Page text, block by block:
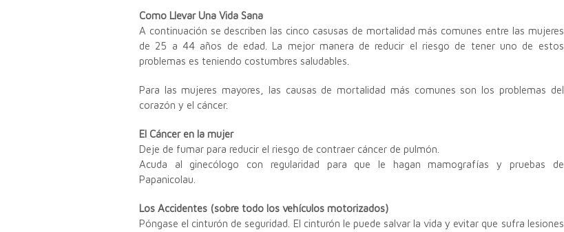
Como Llevar Una Vida Sana
A continuación se describen las cinco casusas de mortalidad más comunes entre las mujeres
de 25 a 44 años de edad. La mejor manera de reducir el riesgo de tener uno de estos
problemas es teniendo costumbres saludables.
Para las mujeres mayores, las causas de mortalidad más comunes son los problemas del
corazón y el cáncer.
El Cáncer en la mujer
Deje de fumar para reducir el riesgo de contraer cáncer de pulmón.
Acuda al ginecólogo con regularidad para que le hagan mamografías y pruebas de
Papanicolau.
Los Accidentes (sobre todo los vehículos motorizados)
Póngase el cinturón de seguridad. El cinturón le puede salvar la vida y evitar que sufra lesiones